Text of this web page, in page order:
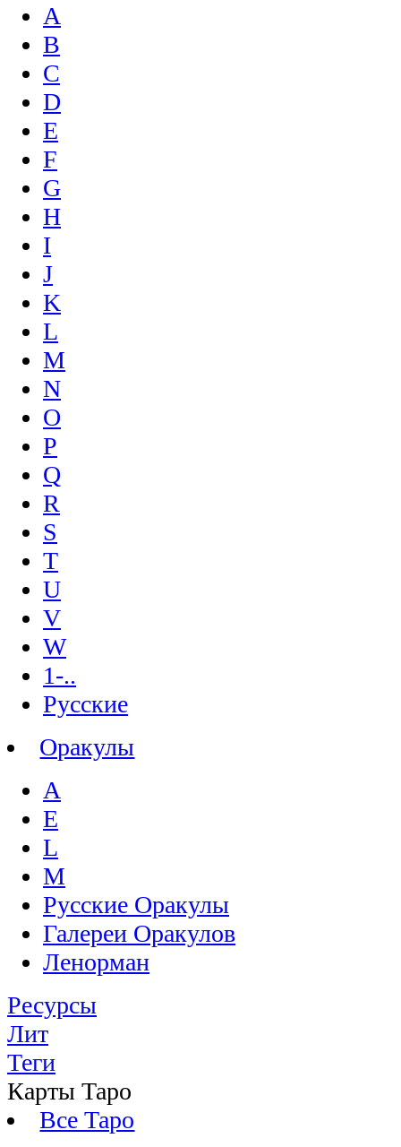
A
B
C
D
E
F
G
H
I
J
K
L
M
N
O
P
Q
R
S
T
U
V
W
1-..
Русские
Оракулы
A
E
L
M
Русские Оракулы
Галереи Оракулов
Ленорман
Ресурсы
Лит
Теги
Карты Таро
Все Таро